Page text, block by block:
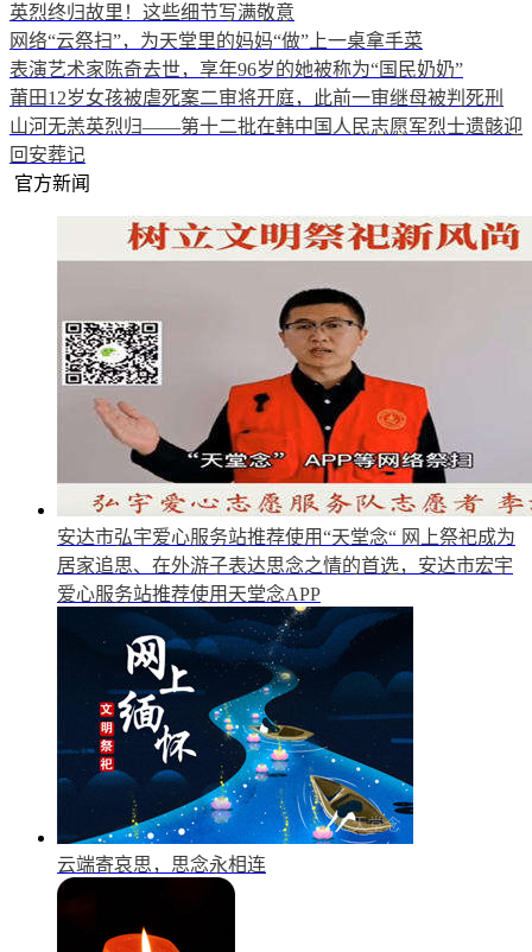
英烈终归故里！这些细节写满敬意
网络“云祭扫”，为天堂里的妈妈“做”上一桌拿手菜
表演艺术家陈奇去世，享年96岁的她被称为“国民奶奶”
莆田12岁女孩被虐死案二审将开庭，此前一审继母被判死刑
山河无恙英烈归——第十二批在韩中国人民志愿军烈士遗骸迎
回安葬记
官方新闻
安达市弘宇爱心服务站推荐使用“天堂念“ 网上祭祀成为
居家追思、在外游子表达思念之情的首选，安达市宏宇
爱心服务站推荐使用天堂念APP
云端寄哀思，思念永相连